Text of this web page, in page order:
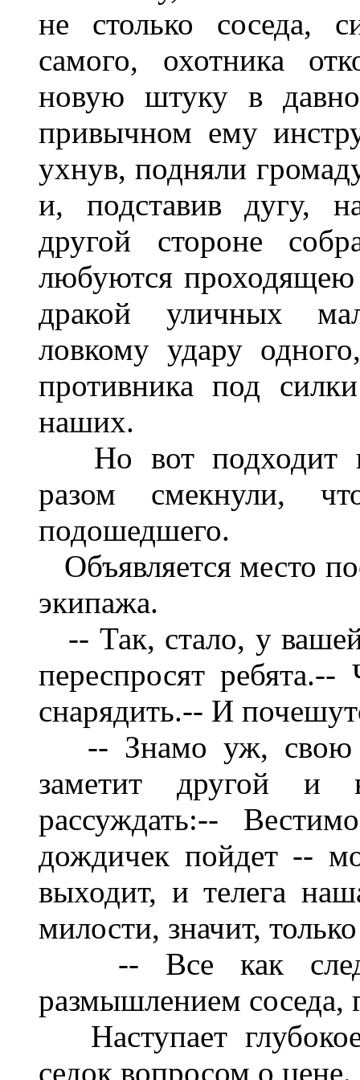
не столько соседа,
самого, охотника
новую штуку в
привычном ему
ухнув, подняли
и, подставив дугу,
другой стороне
любуются проходящею
дракой уличных
ловкому удару
противника под
наших.
Но вот подходит
разом смекнули,
подошедшего.
Объявляется место
экипажа.
-- Так, стало, у
переспросят
снарядить.-- И
-- Знамо уж, свою
заметит другой и
рассуждать:--
дождичек пойдет --
выходит, и телега
милости, значит,
-- Все как
размышлением соседа,
Наступает
седок вопросом о цене.